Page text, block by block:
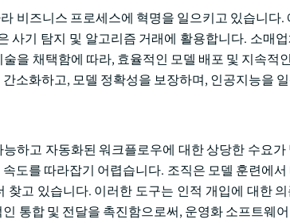
비즈니스 프로세스에 혁명을 일으키고 있습니다.
사기 탐지 및 알고리즘 거래에 활용합니다. 소매
을 채택함에 따라, 효율적인 모델 배포 및 지속적
소화하고, 모델 정확성을 보장하며, 인공지능을
하고 자동화된 워크플로우에 대한 상당한 수요
도를 따라잡기 어렵습니다. 조직은 모델 훈련에
고 있습니다. 이러한 도구는 인적 개입에 대한
통합 및 전달을 촉진함으로써, 운영화 소프트웨